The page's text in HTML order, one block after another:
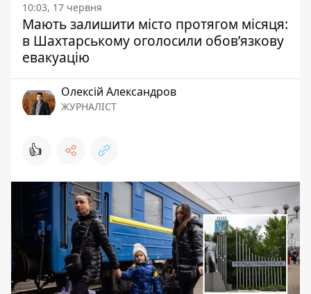
10:03, 17 червня
Мають залишити місто протягом місяця:
в Шахтарському оголосили обов’язкову
евакуацію
Олексій Александров
ЖУРНАЛІСТ
👍